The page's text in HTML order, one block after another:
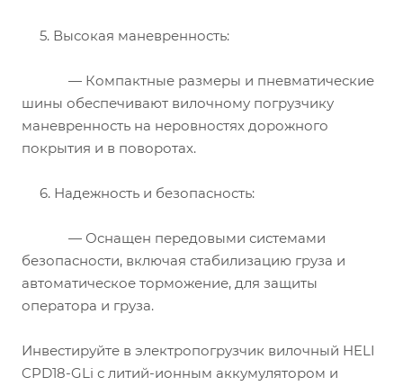
5. Высокая маневренность:
— Компактные размеры и пневматические
шины обеспечивают вилочному погрузчику
маневренность на неровностях дорожного
покрытия и в поворотах.
6. Надежность и безопасность:
— Оснащен передовыми системами
безопасности, включая стабилизацию груза и
автоматическое торможение, для защиты
оператора и груза.
Инвестируйте в электропогрузчик вилочный HELI
CPD18-GLi с литий-ионным аккумулятором и